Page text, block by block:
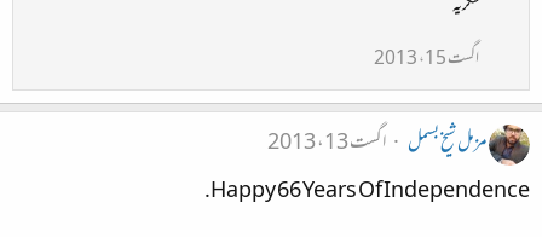
شکریہ
اگست 15، 2013
مزمل شیخ بسمل
اگست 13، 2013
Happy 66 Years Of Independence.